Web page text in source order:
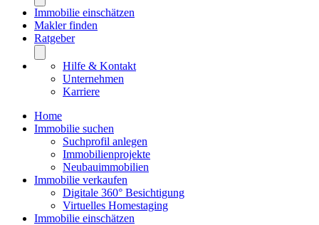
Immobilie einschätzen
Makler finden
Ratgeber
Hilfe & Kontakt
Unternehmen
Karriere
Home
Immobilie suchen
Suchprofil anlegen
Immobilienprojekte
Neubauimmobilien
Immobilie verkaufen
Digitale 360° Besichtigung
Virtuelles Homestaging
Immobilie einschätzen